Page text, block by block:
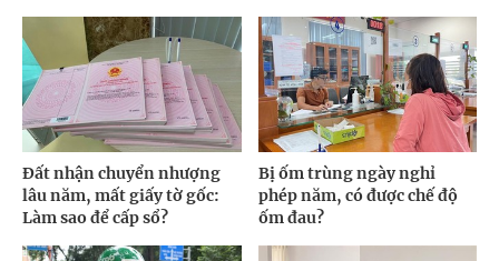
Đất nhận chuyển nhượng
lâu năm, mất giấy tờ gốc:
Làm sao để cấp sổ?
Bị ốm trùng ngày nghỉ
phép năm, có được chế độ
ốm đau?